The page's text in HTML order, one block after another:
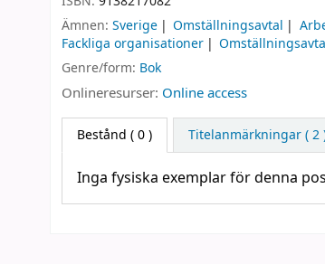
Ämnen: Sverige Omställningsavtal
Fackliga organisationer
Genre/form: Bok
Onlineresurser: Online access
Bestånd ( 0 ) Titelanmärkningar ( 2
Inga fysiska exemplar för denna